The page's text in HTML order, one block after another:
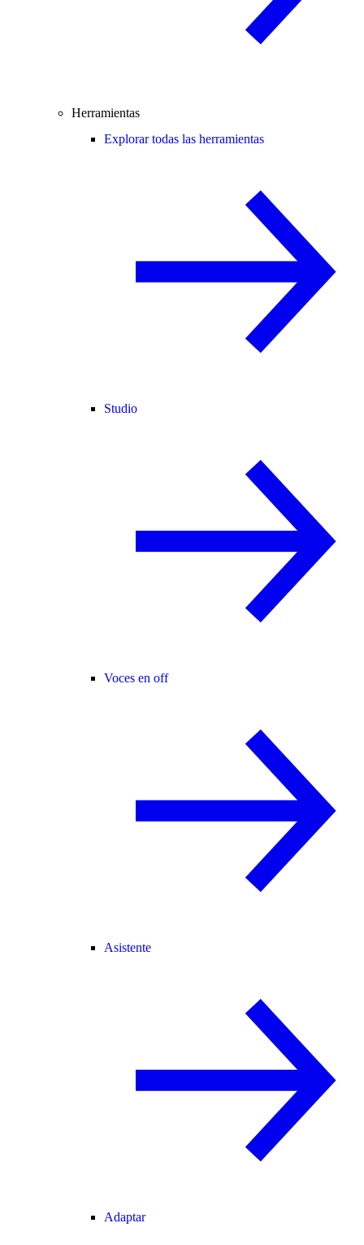
Herramientas
Explorar todas las herramientas
Studio
Voces en off
Asistente
Adaptar